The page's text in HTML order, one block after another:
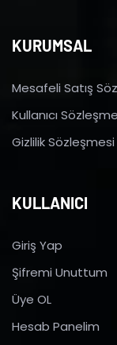
KURUMSAL
Mesafeli Satış
Kullanıcı
Gizlilik Sözleşmesi
KULLANICI
Giriş Yap
Şifremi Unuttum
Üye OL
Hesab Panelim